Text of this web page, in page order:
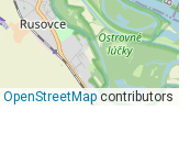
OpenStreetMap contributors